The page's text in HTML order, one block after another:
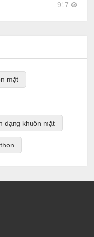
917
mặt
dạng khuôn mặt